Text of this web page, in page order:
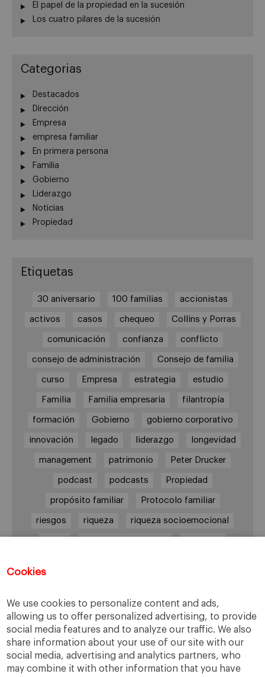
Cookies
We use cookies to personalize content and ads,
allowing us to offer personalized advertising, to provide
social media features and to analyze our traffic. We also
share information about your use of our site with our
social media, advertising and analytics partners, who
may combine it with other information that you have
El papel de la propiedad en la sucesión
Los cuatro pilares de la sucesión
Categorias
Destacados
Dirección
Empresa
empresa familiar
En primera persona
Familia
Gobierno
Liderazgo
Noticias
Propiedad
Etiquetas
30 aniversario 100 familias accionistas
activos casos chequeo Collins y Porras
comunicación confianza conflicto
consejo de administración Consejo de familia
curso Empresa estrategia estudio
Familia Familia empresaria filantropía
formación Gobierno gobierno corporativo
innovación legado liderazgo longevidad
management patrimonio Peter Drucker
podcast podcasts Propiedad
propósito familiar Protocolo familiar
riesgos riqueza riqueza socioemocional
Enlaces
Cátedra de Empresa Familiar
IESE Insight